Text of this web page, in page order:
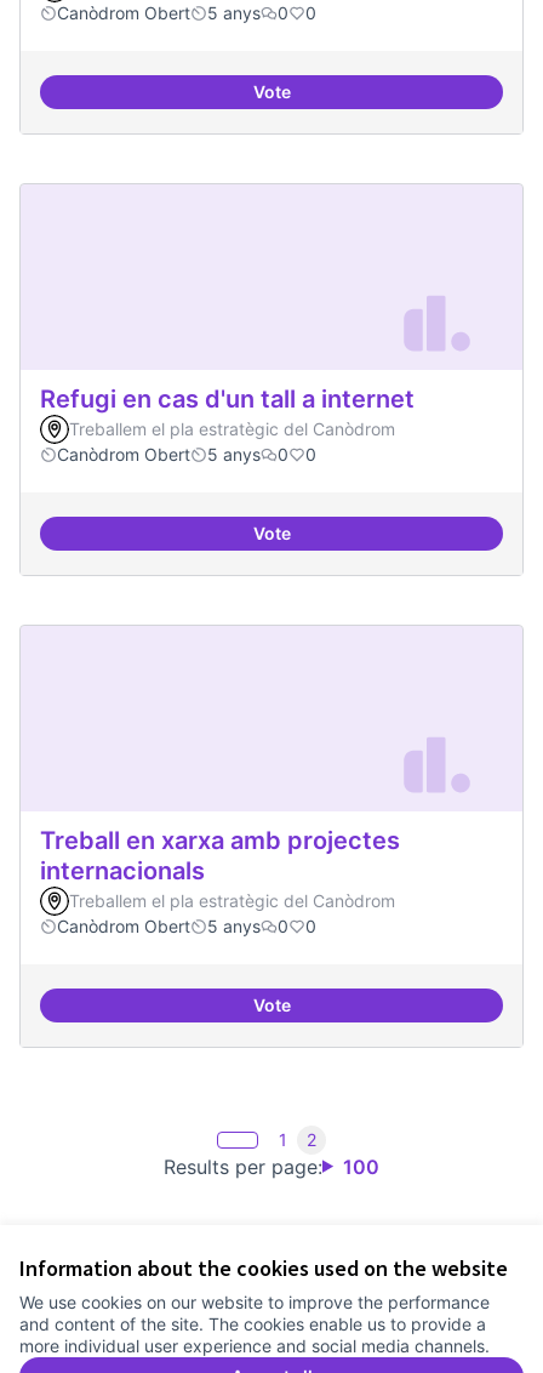
Information about the cookies used on the website
We use cookies on our website to improve the performance
and content of the site. The cookies enable us to provide a
more individual user experience and social media channels.
Canòdrom Obert
5 anys 0 0
VoteCultura digital i tradicional
Refugi en cas d'un tall a internet
Treballem el pla estratègic del Canòdrom
Canòdrom Obert
5 anys 0 0
VoteRefugi en cas d'un tall a internet
Treball en xarxa amb projectes
internacionals
Treballem el pla estratègic del Canòdrom
Canòdrom Obert
5 anys 0 0
VoteTreball en xarxa amb projectes
Results per page: 100
1 2
Cookie settings
Comunitat Canòdrom at Facebook
(External link)
Comunitat Canòdrom at Instagram
(External link)
Comunitat Canòdrom at YouTube
(External link)
English
Triar la llenguaElegir el idiomaChoose language